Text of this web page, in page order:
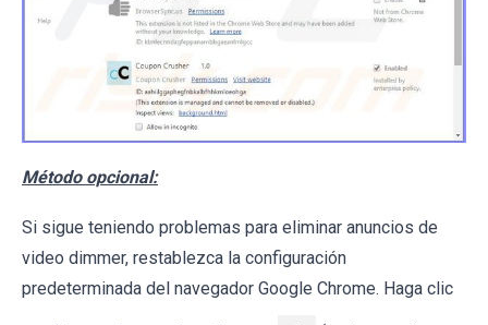
Método opcional:
Si sigue teniendo problemas para eliminar anuncios de
video dimmer, restablezca la configuración
predeterminada del navegador Google Chrome. Haga clic